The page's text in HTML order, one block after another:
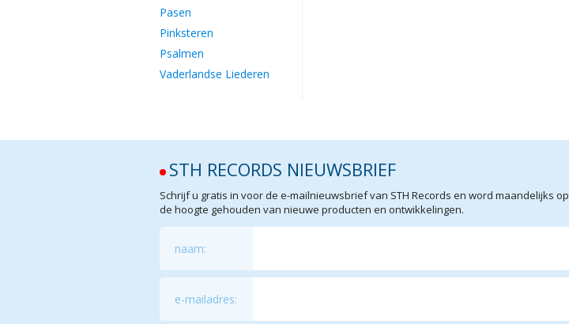
Pasen
Pinksteren
Psalmen
Vaderlandse Liederen
STH RECORDS NIEUWSBRIEF
Schrijf u gratis in voor de e-mailnieuwsbrief van STH Records en word maandelijks op
de hoogte gehouden van nieuwe producten en ontwikkelingen.
naam:
e-mailadres: